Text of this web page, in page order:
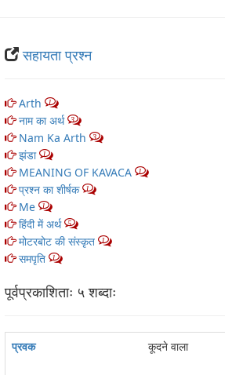
सहायता प्रश्न
Arth 1
नाम का अर्थ 3
Nam Ka Arth 3
झंडा 1
MEANING OF KAVACA 1
प्रश्न का शीर्षक 1
Me 1
हिंदी में अर्थ 5
मोटरबोट की संस्कृत 1
समपृति 1
पूर्वप्रकाशिताः ५ शब्‍दाः
प्रवक कूदने वाला